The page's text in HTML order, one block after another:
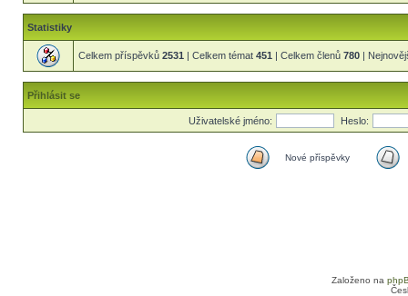
Statistiky
Celkem příspěvků 2531 | Celkem témat 451 | Celkem členů 780 |
Přihlásit se
Uživatelské jméno: Heslo:
Nové příspěvky
Založeno na